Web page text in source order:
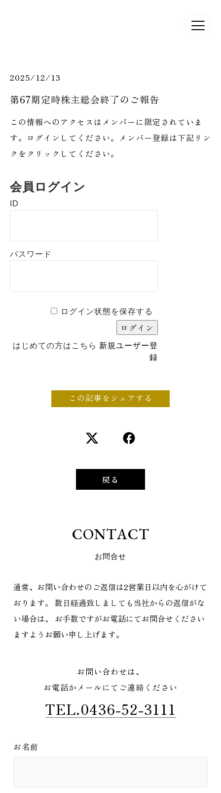
2025/12/13
第67期定時株主総会終了のご報告
この情報へのアクセスはメンバーに限定されていま
す。ログインしてください。メンバー登録は下記リン
クをクリックしてください。
会員ログイン
ID
パスワード
ログイン状態を保存する
はじめての方はこちら 新規ユーザー登
録
この記事をシェアする
戻る
CONTACT
お問合せ
通常、お問い合わせのご返信は2営業日以内を心がけて
おります。 数日経過致しましても当社からの返信がな
い場合は、
お手数ですがお電話にてお問合せください
ますようお願い申し上げます。
お問い合わせは、
お電話かメールにてご連絡ください
TEL.0436-52-3111
お名前